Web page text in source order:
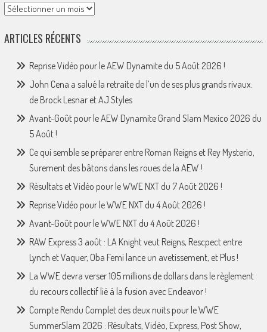
Archives
ARTICLES RÉCENTS
Reprise Vidéo pour le AEW Dynamite du 5 Août 2026 !
John Cena a salué la retraite de l’un de ses plus grands rivaux.
de Brock Lesnar et AJ Styles
Avant-Goût pour le AEW Dynamite Grand Slam Mexico 2026 du
5 Août !
Ce qui semble se préparer entre Roman Reigns et Rey Mysterio,
Surement des bâtons dans les roues de la AEW !
Résultats et Vidéo pour le WWE NXT du 7 Août 2026 !
Reprise Vidéo pour le WWE NXT du 4 Août 2026 !
Avant-Goût pour le WWE NXT du 4 Août 2026 !
RAW Express 3 août : LA Knight veut Reigns, Rescpect entre
Lynch et Vaquer, Oba Femi lance un avetissement, et Plus !
La WWE devra verser 105 millions de dollars dans le règlement
du recours collectif lié à la fusion avec Endeavor !
Compte Rendu Complet des deux nuits pour le WWE
SummerSlam 2026 : Résultats, Vidéo, Express, Post Show,